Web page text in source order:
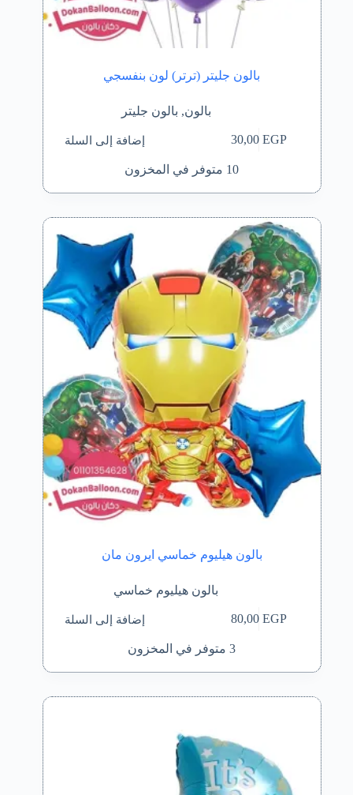
بالون جليتر (ترتر) لون بنفسجي
بالون, بالون جليتر
30,00EGP إضافة إلى السلة
10 متوفر في المخزون
بالون هيليوم خماسي ايرون مان
بالون هيليوم خماسي
80,00EGP إضافة إلى السلة
3 متوفر في المخزون